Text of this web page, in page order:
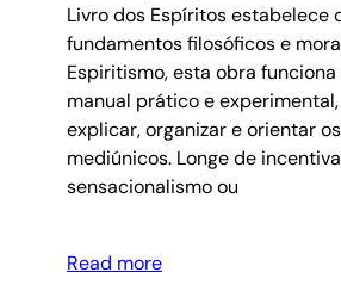
Livro dos Espíritos estabelece
fundamentos filosóficos e
Espiritismo, esta obra funciona
manual prático e
explicar, organizar e orientar
mediúnicos. Longe de
sensacionalismo ou
Read more